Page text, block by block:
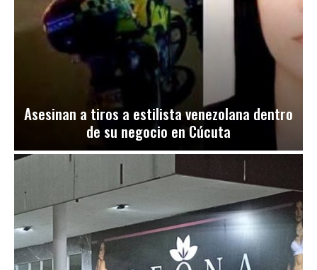
Asesinan a tiros a estilista venezolana dentro
de su negocio en Cúcuta